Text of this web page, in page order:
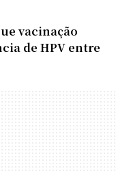
vacinação
de HPV entre